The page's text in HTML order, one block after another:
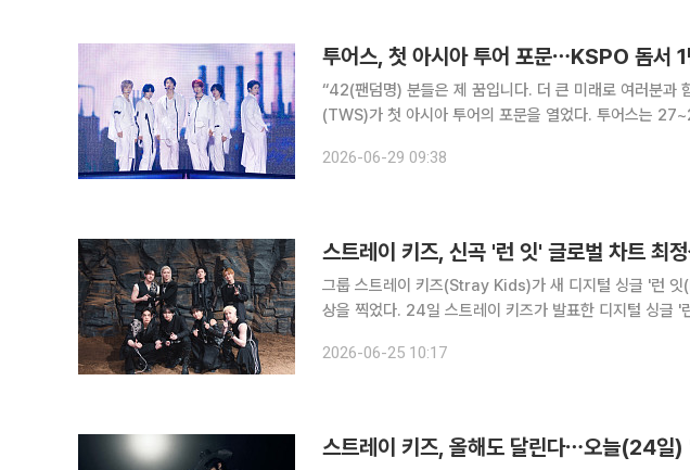
투어스, 첫 아시아 투어 포문⋯KSPO 돔서
“42(팬덤명) 분들은 제 꿈입니다. 더 큰 미래로 여러분과 함께 나
(TWS)가 첫 아시아 투어의 포문을 열었다. 투어스는 27~28일 서울 송파구 올림픽공원 KSPO 돔
‘24/7:FOR:YOU’ IN SEOUL)’을 열고
2026-06-29 09:38
스트레이 키즈, 신곡 '런 잇' 글로벌 차트 최
그룹 스트레이 키즈(Stray Kids)가 새 디지털 싱글 '런
상을 찍었다. 24일 스트레이 키즈가 발표한 디지털 싱글 '런 잇'은 24일 자 월드와이드 및 유러피안
등 해외 41개 지역 아이튠즈
2026-06-25 10:17
스트레이 키즈, 올해도 달린다⋯오늘(24일)